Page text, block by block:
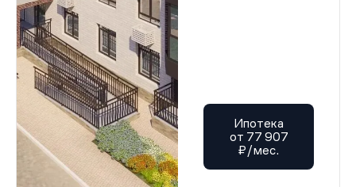
Ипотека
от 77 907
₽/мес.